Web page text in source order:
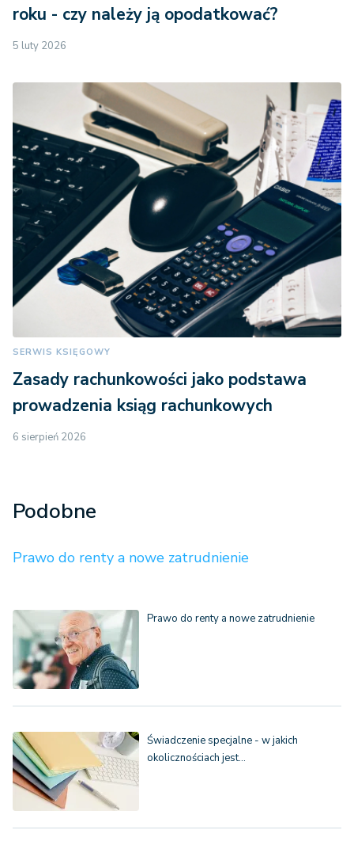
roku - czy należy ją opodatkować?
5 luty 2026
SERWIS KSIĘGOWY
Zasady rachunkowości jako podstawa
prowadzenia ksiąg rachunkowych
6 sierpień 2026
Podobne
Prawo do renty a nowe zatrudnienie
Prawo do renty a nowe zatrudnienie
Świadczenie specjalne - w jakich
okolicznościach jest…